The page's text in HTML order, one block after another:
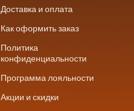
Доставка и оплата
Как оформить заказ
Политика
конфиденциальности
Программа лояльности
Акции и скидки